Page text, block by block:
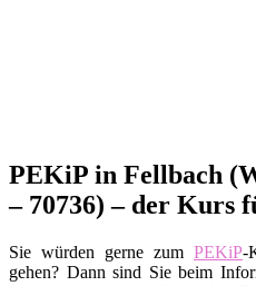
PEKiP in Fellbach
– 70736) – der Kurs
Sie würden gerne zum PEKiP-
gehen? Dann sind Sie beim